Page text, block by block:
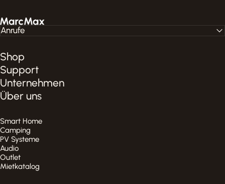
MarcMax Shop
Shop
Support
Unternehmen
Über uns
Smart Home
Camping
PV Systeme
Audio
Outlet
Mietkatalog
Anrufe